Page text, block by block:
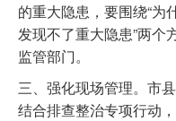
的重大隐患，要围绕“为
发现不了重大隐患”两个
监管部门。
三、强化现场管理。市
结合排查整治专项行动